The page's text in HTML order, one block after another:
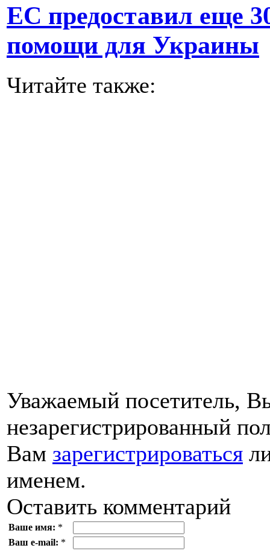
ЕС предоставил еще
помощи для Украины
Читайте также:
Уважаемый посетитель,
незарегистрированный
Вам зарегистрироваться
именем.
Оставить комментарий
Ваше имя: *
Ваш e-mail: *